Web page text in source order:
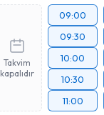
Takvim
kapalıdır
09:00
09:30
10:00
10:30
11:00